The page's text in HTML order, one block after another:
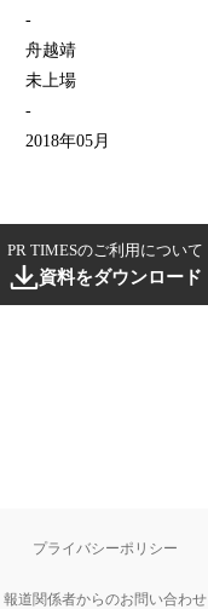
-
舟越靖
未上場
-
2018年05月
PR TIMESのご利用について
資料をダウンロード
プライバシーポリシー
報道関係者からのお問い合わせ